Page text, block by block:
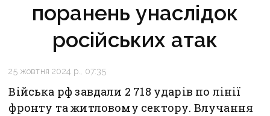
поранень унаслідок
російських атак
25 жовтня 2024 р., 07:35
Війська рф завдали 2 718 ударів по лінії
фронту та житловому сектору. Влучання